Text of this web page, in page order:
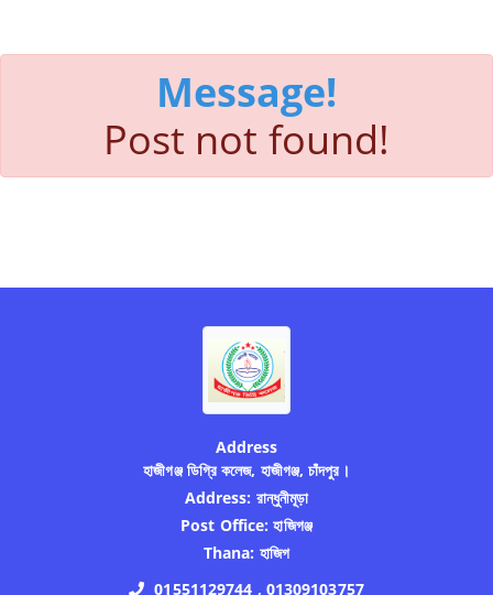
Message!
Post not found!
Address
হাজীগঞ্জ ডিগ্রি কলেজ, হাজীগঞ্জ, চাঁদপুর।
Address: রান্ধুনীমূড়া
Post Office: হাজিগঞ্জ
Thana: হাজিগ
01551129744 , 01309103757